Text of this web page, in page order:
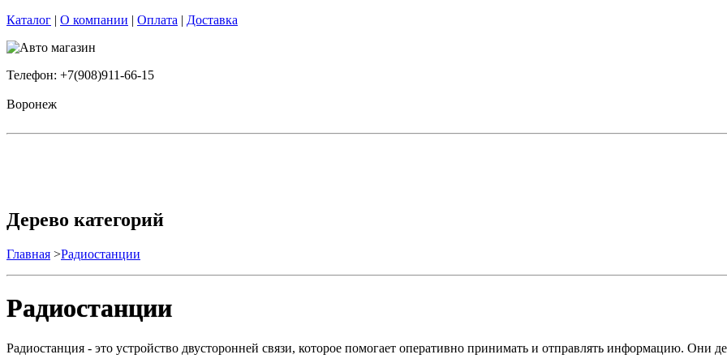
Каталог | О компании | Оплата | Доставка
Телефон: +7(908)911-66-15
Воронеж
Дерево категорий
Главная >Радиостанции
Радиостанции
Радиостанция - это устройство двусторонней связи, которое помогает оперативно принимать и отправлять информацию. Они